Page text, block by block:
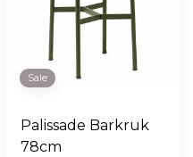
Sale
Palissade Barkruk
78cm